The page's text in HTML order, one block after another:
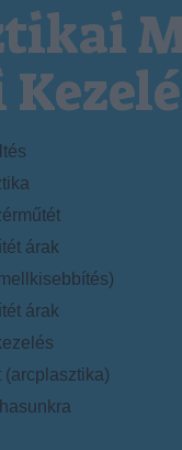
árak
árak
(arcplasztika)